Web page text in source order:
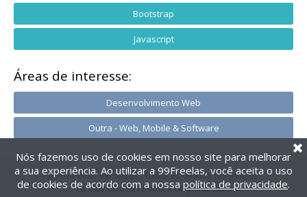
Bootstrap
Javascript
Áreas de interesse:
Desenvolvimento Web
Outra - Web, Mobile & Software
@2014-2026 99Freelas. Todos os direitos reservados.
Termos de uso| Política de privacidade
Nós fazemos uso de cookies em nosso site para melhorar
a sua experiência. Ao utilizar a 99Freelas, você aceita o uso
de cookies de acordo com a nossa política de privacidade.